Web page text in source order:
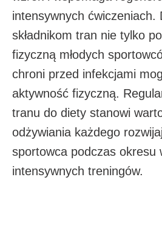
intensywnych ćwiczeniach.
składnikom tran nie tylko
fizyczną młodych
chroni przed infekcjami
aktywność fizyczną.
tranu do diety stanowi
odżywiania każdego
sportowca podczas okresu
intensywnych treningów.